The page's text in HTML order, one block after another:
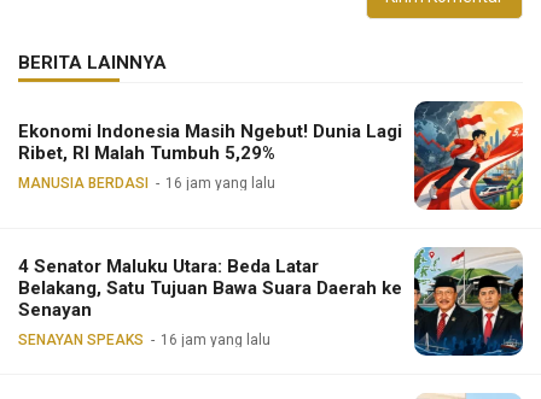
BERITA LAINNYA
Ekonomi Indonesia Masih Ngebut! Dunia Lagi
Ribet, RI Malah Tumbuh 5,29%
MANUSIA BERDASI 16 jam yang lalu
4 Senator Maluku Utara: Beda Latar
Belakang, Satu Tujuan Bawa Suara Daerah ke
Senayan
SENAYAN SPEAKS 16 jam yang lalu